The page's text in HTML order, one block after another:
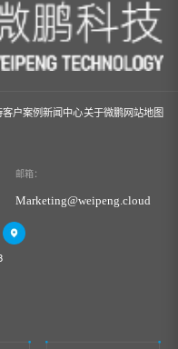
客户案例新闻中心关于微鹏网站地图
邮箱：
Marketing@weipeng.cloud